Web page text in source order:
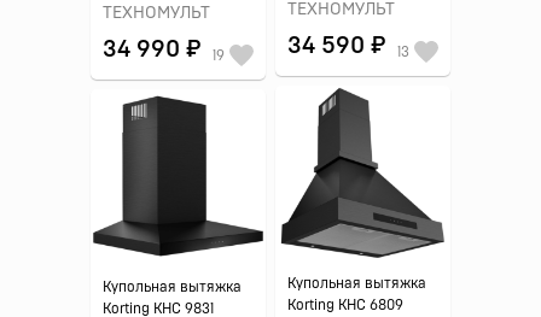
ТЕХНОМУЛЬТ
34 590 ₽ 13
ТЕХНОМУЛЬТ
34 990 ₽ 19
Купольная вытяжка
Korting KHC 6809
Купольная вытяжка
Korting KHC 9831